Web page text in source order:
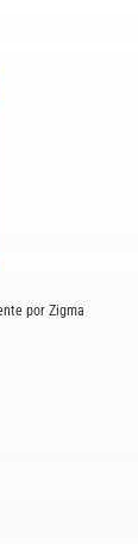
por Zigma